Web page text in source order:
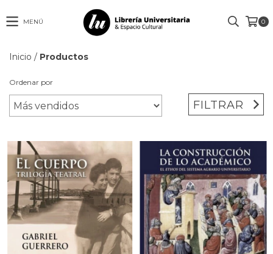
MENÚ 0
Inicio / Productos
Ordenar por
FILTRAR